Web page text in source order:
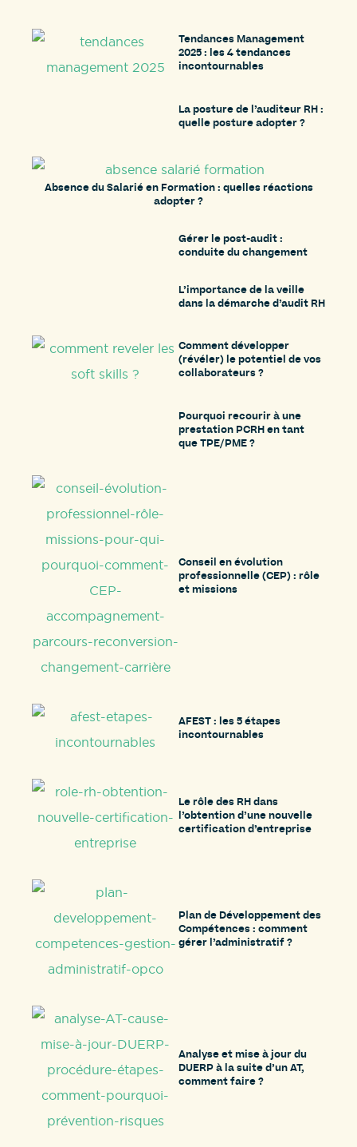
Tendances Management
2025 : les 4 tendances
incontournables
La posture de l’auditeur RH :
quelle posture adopter ?
Absence du Salarié en Formation : quelles réactions
adopter ?
Gérer le post-audit :
conduite du changement
L’importance de la veille
dans la démarche d’audit RH
Comment développer
(révéler) le potentiel de vos
collaborateurs ?
Pourquoi recourir à une
prestation PCRH en tant
que TPE/PME ?
Conseil en évolution
professionnelle (CEP) : rôle
et missions
AFEST : les 5 étapes
incontournables
Le rôle des RH dans
l’obtention d’une nouvelle
certification d’entreprise
Plan de Développement des
Compétences : comment
gérer l’administratif ?
Analyse et mise à jour du
DUERP à la suite d’un AT,
comment faire ?